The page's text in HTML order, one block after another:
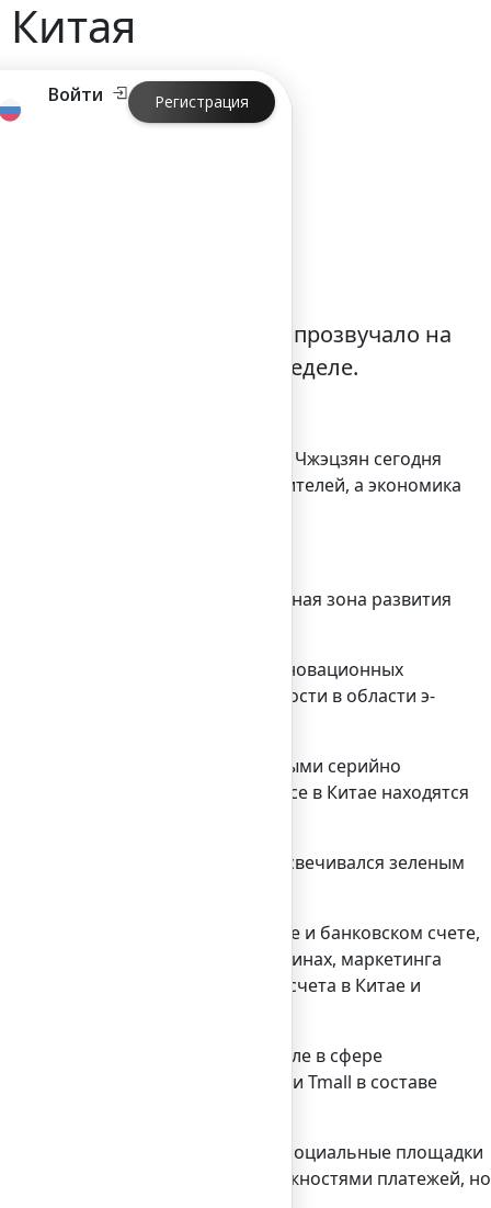
Войти Регистрация
– такое заявление прозвучало на
в Риге на прошлой неделе.
Янцзы на востоке провинции Чжэцзян сегодня
составляет почти 8 млн жителей, а экономика
парк и индустриальная зона развития
поговорил на темы развития инновационных
интеллектуальной собственности в области э-
технологиями, распространенными серийно
вроде Facebook Marketplace в Китае находятся
Huawei, на которых высвечивался зеленым
информацию о себе и банковском счете,
и оплаты покупок в магазинах, маркетинга
в WeChat свои банковские счета в Китае и
решения, в том числе в сфере
онлайн-торговли Taobao и Tmall в составе
этом западные маркетплейсы и социальные площадки
и других площадок с возможностями платежей, но